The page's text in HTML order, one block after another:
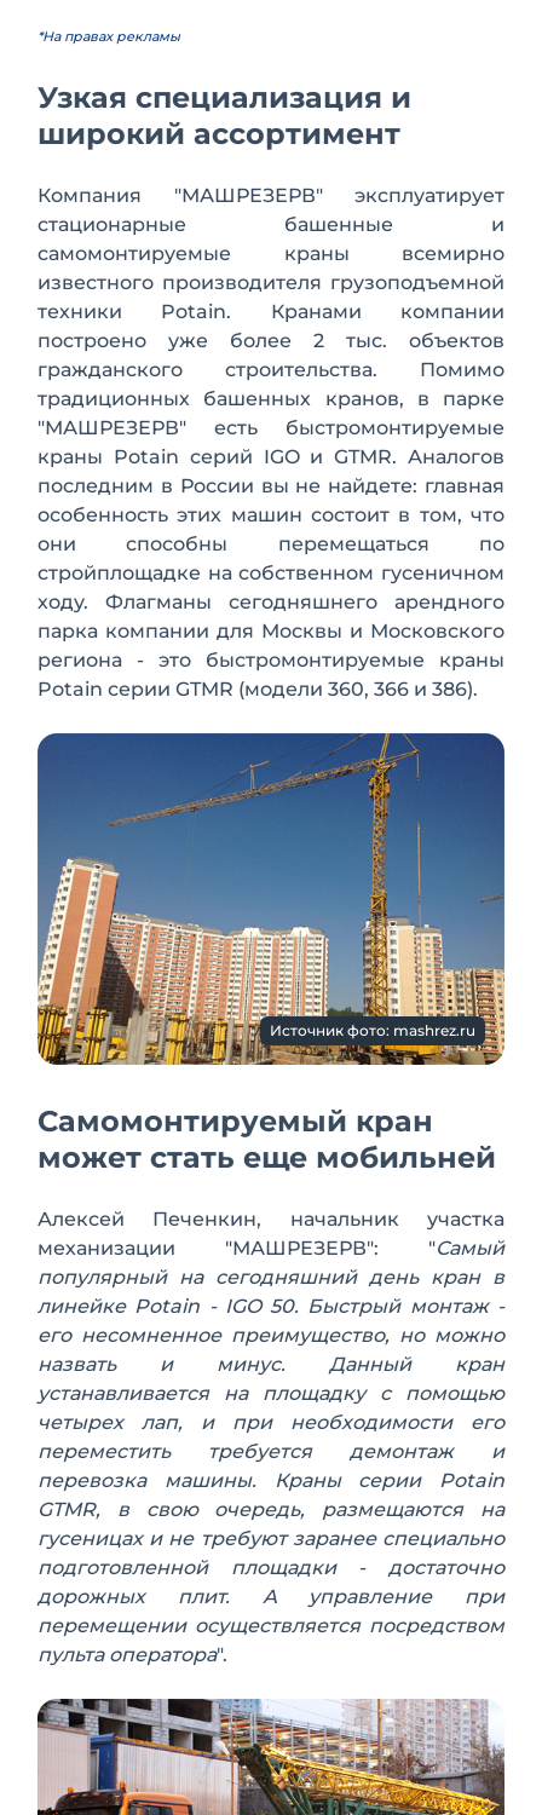
*На правах рекламы
Узкая специализация и
широкий ассортимент
Компания "МАШРЕЗЕРВ" эксплуатирует
стационарные башенные и
самомонтируемые краны всемирно
известного производителя грузоподъемной
техники Potain. Кранами компании
построено уже более 2 тыс. объектов
гражданского строительства. Помимо
традиционных башенных кранов, в парке
"МАШРЕЗЕРВ" есть быстромонтируемые
краны Potain серий IGO и GTMR. Аналогов
последним в России вы не найдете: главная
особенность этих машин состоит в том, что
они способны перемещаться по
стройплощадке на собственном гусеничном
ходу. Флагманы сегодняшнего арендного
парка компании для Москвы и Московского
региона - это быстромонтируемые краны
Potain серии GTMR (модели 360, 366 и 386).
Источник фото: mashrez.ru
Самомонтируемый кран
может стать еще мобильней
Алексей Печенкин, начальник участка
механизации "МАШРЕЗЕРВ": "Самый
популярный на сегодняшний день кран в
линейке Potain - IGO 50. Быстрый монтаж -
его несомненное преимущество, но можно
назвать и минус. Данный кран
устанавливается на площадку с помощью
четырех лап, и при необходимости его
переместить требуется демонтаж и
перевозка машины. Краны серии Potain
GTMR, в свою очередь, размещаются на
гусеницах и не требуют заранее специально
подготовленной площадки - достаточно
дорожных плит. А управление при
перемещении осуществляется посредством
пульта оператора".